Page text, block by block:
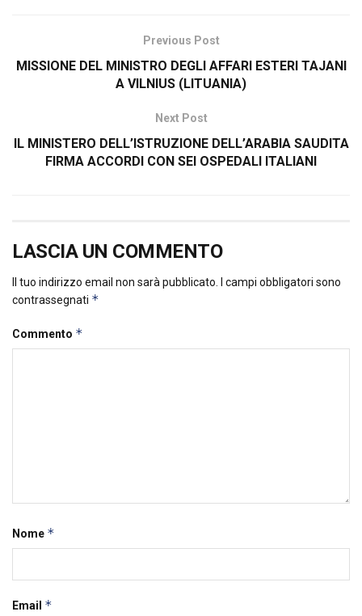
Previous Post
MISSIONE DEL MINISTRO DEGLI AFFARI ESTERI TAJANI
A VILNIUS (LITUANIA)
Next Post
IL MINISTERO DELL’ISTRUZIONE DELL’ARABIA SAUDITA
FIRMA ACCORDI CON SEI OSPEDALI ITALIANI
LASCIA UN COMMENTO
Il tuo indirizzo email non sarà pubblicato.
I campi obbligatori sono
contrassegnati *
Commento *
Nome *
Email *